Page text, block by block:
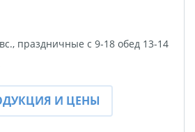
праздничные с 9-18 обед 13-14
И ЦЕНЫ